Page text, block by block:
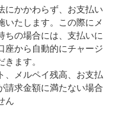
にかかわらず、お支払い
いたします。この際にメ
ちの場合には、支払いに
座から自動的にチャージ
きます。
メルペイ残高、お支払
請求金額に満たない場合
ん